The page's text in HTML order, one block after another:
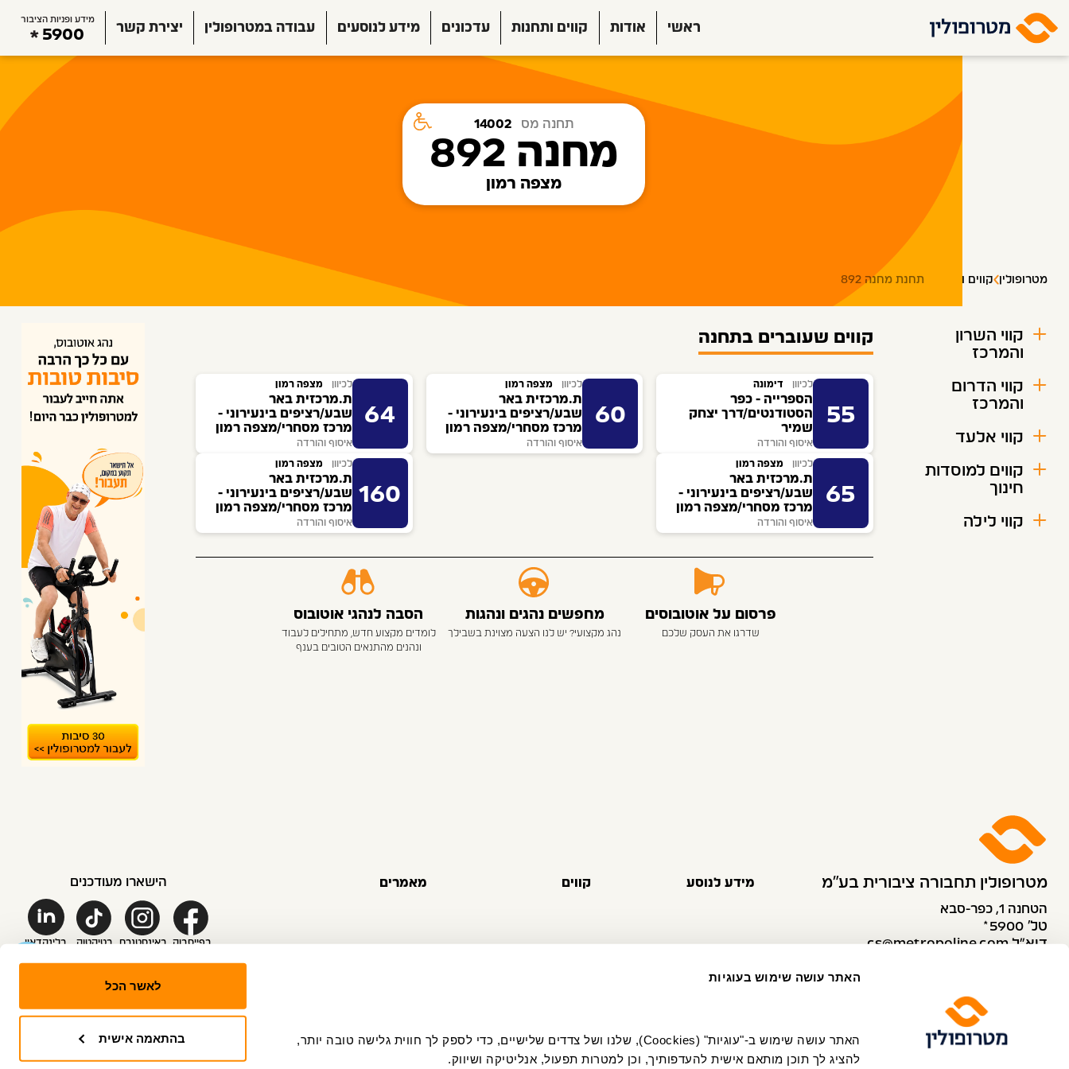
האתר עושה שימוש בעוגיות
להציג לך תוכן מותאם אישית להעדפותיך, וכן למטרות תפעול, אנליטיקה ושיווק.
לאשר הכל
בהתאמה אישית
ראשי אודות קווים ותחנות עדכונים מידע לנוסעים עבודה במטרופולין יצירת קשר
מידע ופניות הציבור
5900
תחנה מס 14002
מחנה 892
מצפה רמון
מטרופולין קווים ותחנות תחנת מחנה 892
קווי השרון
והמרכז
קווי הדרום
והמרכז
קווי אלעד
קווים למוסדות
חינוך
קווי לילה
קווים שעוברים בתחנה
55
לכיוון דימונה
הספרייה - כפר
הסטודנטים/דרך יצחק
שמיר
איסוף והורדה
60
לכיוון מצפה רמון
ת.מרכזית באר
שבע/רציפים בינעירוני -
מרכז מסחרי/מצפה רמון
איסוף והורדה
64
לכיוון מצפה רמון
ת.מרכזית באר
שבע/רציפים בינעירוני -
מרכז מסחרי/מצפה רמון
איסוף והורדה
65
לכיוון מצפה רמון
ת.מרכזית באר
שבע/רציפים בינעירוני -
מרכז מסחרי/מצפה רמון
איסוף והורדה
160
לכיוון מצפה רמון
ת.מרכזית באר
שבע/רציפים בינעירוני -
מרכז מסחרי/מצפה רמון
איסוף והורדה
פרסום על אוטובוסים
שדרגו את העסק שלכם
מחפשים נהגים ונהגות
נהג מקצועי? יש לנו הצעה מצוינת בשבילך
הסבה לנהגי אוטובוס
לומדים מקצוע חדש, מתחילים לעבוד
ונהנים מהתנאים הטובים בענף
מטרופולין תחבורה ציבורית בע״מ
הטחנה 1, כפר-סבא
טל׳ 5900*
דוא”ל cs@metropoline.com
שירות לקוחות
מידע לנוסע קווים מאמרים הישארו מעודכנים
בפייסבוק באינסטגרם בטיקטוק בלינקדאין
הצהרת פרטיות הצהרת נגישותדו״ח מניעת זיהום אוויר תקני ISO ואבטחת מידע